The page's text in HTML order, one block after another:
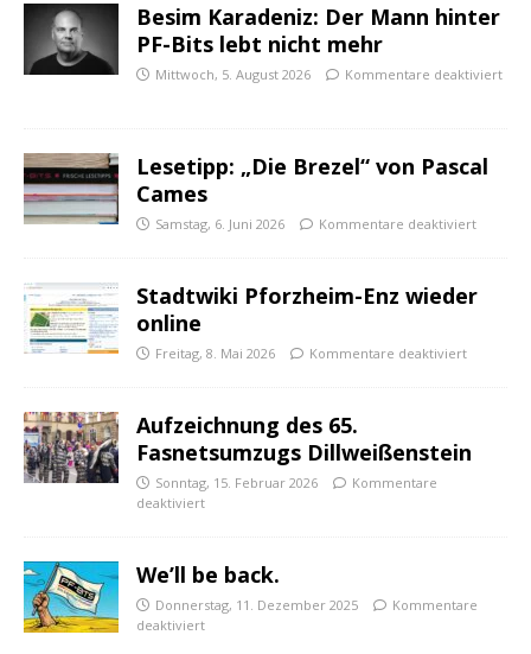
Besim Karadeniz: Der Mann hinter
PF-Bits lebt nicht mehr
Mittwoch, 5. August 2026 Kommentare deaktiviert
Lesetipp: „Die Brezel“ von Pascal
Cames
Samstag, 6. Juni 2026 Kommentare deaktiviert
Stadtwiki Pforzheim-Enz wieder
online
Freitag, 8. Mai 2026 Kommentare deaktiviert
Aufzeichnung des 65.
Fasnetsumzugs Dillweißenstein
Sonntag, 15. Februar 2026
Kommentare
deaktiviert
We’ll be back.
Donnerstag, 11. Dezember 2025
Kommentare
deaktiviert